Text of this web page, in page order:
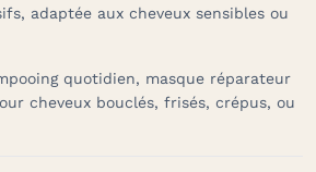
adaptée aux cheveux sensibles ou
quotidien, masque réparateur
cheveux bouclés, frisés, crépus, ou